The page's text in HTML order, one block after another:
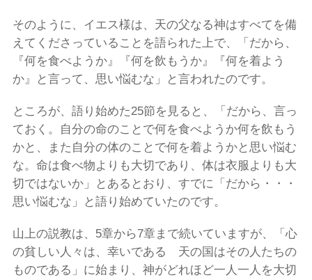
そのように、イエス様は、天の父なる神はすべてを備
えてくださっていることを語られた上で、「だから、
『何を食べようか』『何を飲もうか』『何を着よう
か』と言って、思い悩むな」と言われたのです。
ところが、語り始めた25節を見ると、「だから、言っ
ておく。自分の命のことで何を食べようか何を飲もう
かと、また自分の体のことで何を着ようかと思い悩む
な。命は食べ物よりも大切であり、体は衣服よりも大
切ではないか」とあるとおり、すでに「だから・・・
思い悩むな」と語り始めていたのです。
山上の説教は、5章から7章まで続いていますが、「心
の貧しい人々は、幸いである 天の国はその人たちの
ものである」に始まり、神がどれほど一人一人を大切